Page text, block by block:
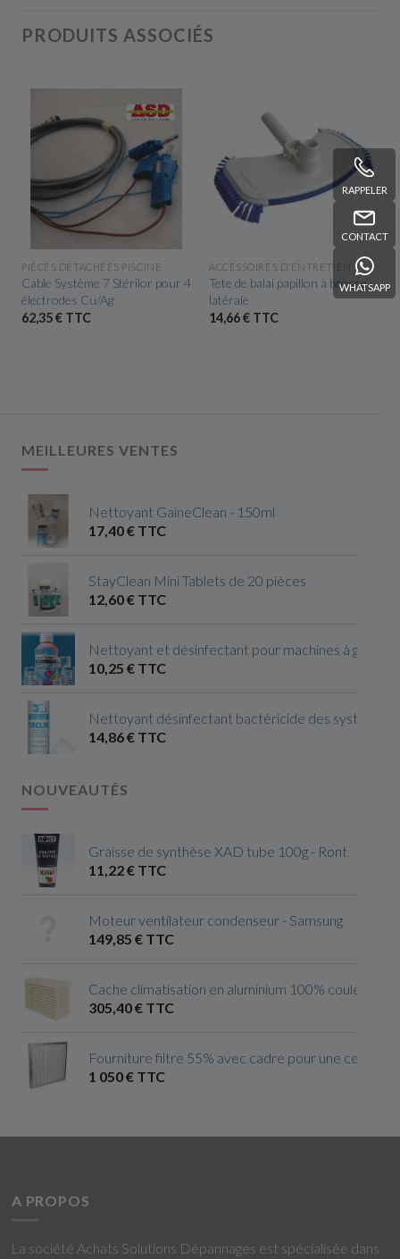
RAPPELER
CONTACT
WHATSAPP
PRODUITS ASSOCIÉS
APERÇU RAPIDE
PIÈCES DÉTACHÉES PISCINE
Cable Système 7 Stérilor pour 4
électrodes Cu/Ag
62,35 € TTC
APERÇU RAPIDE
ACCESSOIRES D'ENTRETIEN
Tete de balai papillon à brosse
latérale
14,66 € TTC
MEILLEURES VENTES
Nettoyant GaineClean - 150ml
17,40 € TTC
StayClean Mini Tablets de 20 pièces
12,60 € TTC
Nettoyant et désinfectant pour machines à
10,25 € TTC
Nettoyant désinfectant bactéricide des systèmes
14,86 € TTC
NOUVEAUTÉS
Graisse de synthèse XAD tube 100g - Ront
11,22 € TTC
Moteur ventilateur condenseur - Samsung
149,85 € TTC
Cache climatisation en aluminium 100% couleur
305,40 € TTC
Fourniture filtre 55% avec cadre pour une
1 050 € TTC
A PROPOS
La société Achats Solutions Dépannages est spécialisée dans